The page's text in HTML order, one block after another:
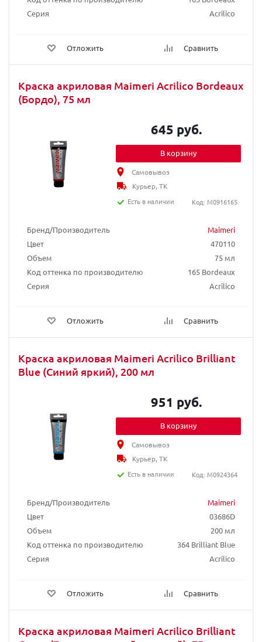
Серия
Acrilico
Отложить Сравнить
Краска акриловая Maimeri Acrilico Bordeaux
(Бордо), 75 мл
Бренд/Производитель
Maimeri
Цвет
470110
Объем
75 мл
Код оттенка по производителю
165 Bordeaux
Серия
Acrilico
Отложить Сравнить
645 руб.
В корзину
Самовывоз
Курьер, ТК
Есть в наличии
Код: M0916165
Краска акриловая Maimeri Acrilico Brilliant
Blue (Синий яркий), 200 мл
Бренд/Производитель
Maimeri
Цвет
03686D
Объем
200 мл
Код оттенка по производителю
364 Brilliant Blue
Серия
Acrilico
Отложить Сравнить
951 руб.
В корзину
Самовывоз
Курьер, ТК
Есть в наличии
Код: M0924364
Краска акриловая Maimeri Acrilico Brilliant